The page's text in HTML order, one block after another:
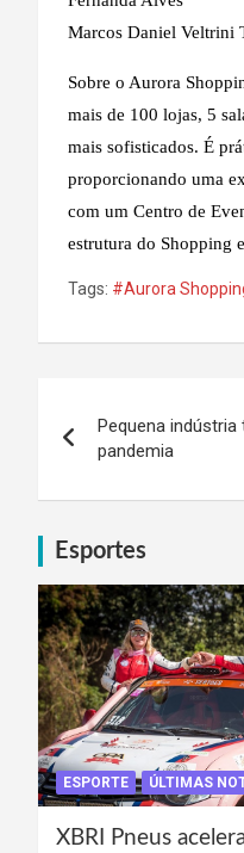
Marcos Daniel Veltrini
Sobre o Aurora
mais de 100 lojas, 5
mais sofisticados. É
proporcionando uma
com um Centro de
estrutura do Shopping
Tags: #Aurora
de
Post
Pequena
pandemia
Esportes
ESPORTE ÚLTIMAS
XBRI Pneus